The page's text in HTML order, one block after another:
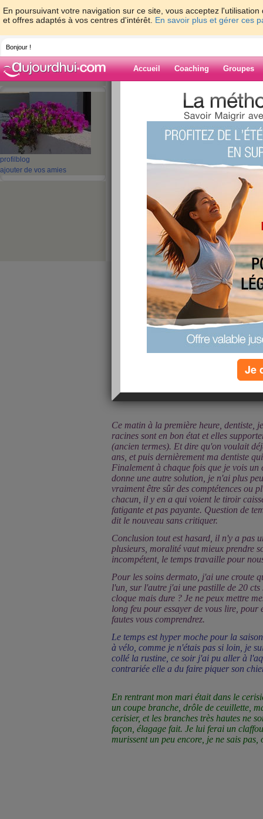
En poursuivant votre navigation sur ce site, vous acceptez
et offres adaptés à vos centres d'intérêt. En savoir plus et gérer ces
Bonjour !
Accueil Coaching Groupes
profil blog
ajouter de vos amies
> > Bonne
Blog de
Bonne journée
Ce matin à la première heure, dentiste,
racines sont en bon état et elles
(ancien termes). Et dire qu'on voulait
ans, et puis dernièrement ma dentiste
Finalement à chaque fois que je vois
donne une autre solution, je n'ai plus
vraiment être sûr des comptétences ou
chacun, il y en a qui voient le tiroir
fatigante et pas payante. Question de
dit le nouveau sans critiquer.
Conclusion tout est hasard, il n'y a pas
plusieurs, moralité vaut mieux prendre
incompétent, le temps travaille pour
Pour les soins dermato, j'ai une croute
l'un, sur l'autre j'ai une pastille de 20
cloque mais dure ? Je ne peux mettre
long feu pour essayer de vous lire, pour
fautes vous comprendrez.
Le temps est hyper moche pour la
à vélo, comme je n'étais pas si loin, je
collé la rustine, ce soir j'ai pu aller à
contrariée elle a du faire piquer son
En rentrant mon mari était dans le
un coupe branche, drôle de ceuillette,
cerisier, et les branches très hautes ne
façon, élagage fait. Je lui ferai un
murissent un peu encore, je ne sais
Je